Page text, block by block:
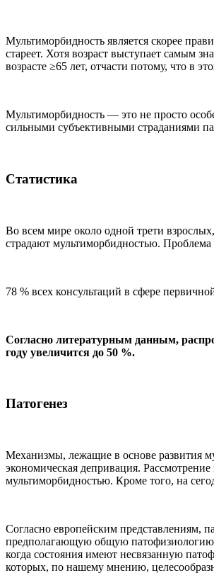
Мультиморбидность является скорее
стареет. Хотя возраст выступает самым
возрасте ≥65 лет, отчасти потому, что в
Мультиморбидность — это не просто
сильными субъективными страданиями
Статистика
Во всем мире около одной трети
страдают мультиморбидностью. Проблема
78 % всех консультаций в сфере
Согласно литературным данным,
году увеличится до 50 %.
Патогенез
Механизмы, лежащие в основе развития
экономическая депривация.
мультиморбидностью. Кроме того, на
Согласно европейским представлениям,
предполагающую общую патофизиологию
когда состояния имеют несвязанную
которых, по нашему мнению,